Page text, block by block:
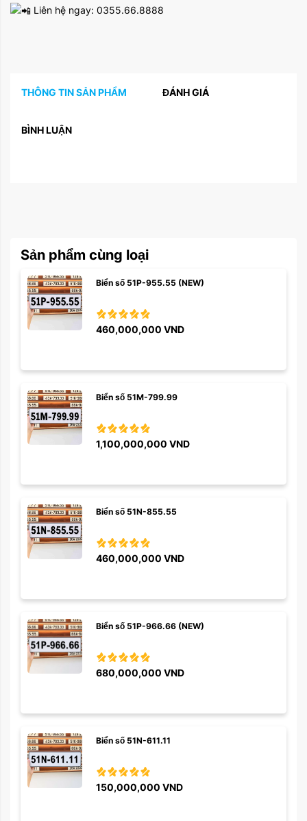
Liên hệ ngay: 0355.66.8888
THÔNG TIN SẢN PHẨM ĐÁNH GIÁ
BÌNH LUẬN
Sản phẩm cùng loại
Biển số 51P-955.55 (NEW)
460,000,000 VND
Biển số 51M-799.99
1,100,000,000 VND
Biển số 51N-855.55
460,000,000 VND
Biển số 51P-966.66 (NEW)
680,000,000 VND
Biển số 51N-611.11
150,000,000 VND